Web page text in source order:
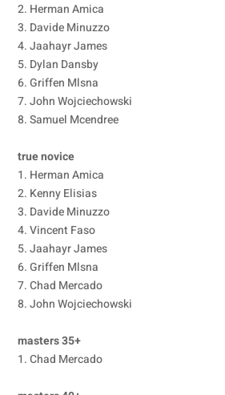
2. Herman Amica
3. Davide Minuzzo
4. Jaahayr James
5. Dylan Dansby
6. Griffen Mlsna
7. John Wojciechowski
8. Samuel Mcendree
true novice
1. Herman Amica
2. Kenny Elisias
3. Davide Minuzzo
4. Vincent Faso
5. Jaahayr James
6. Griffen Mlsna
7. Chad Mercado
8. John Wojciechowski
masters 35+
1. Chad Mercado